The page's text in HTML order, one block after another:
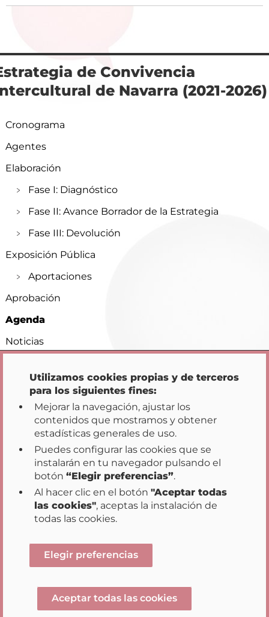
de Convivencia
de Navarra (2021-2026)
Cronograma
Agentes
Elaboración
Fase I: Diagnóstico
Fase II: Avance Borrador de la Estrategia
Fase III: Devolución
Exposición Pública
Aportaciones
Aprobación
Agenda
Noticias
Inicio | Transparencia | Participación
Datos Abiertos | Acción de Gobierno
Buenas Prácticas
Mapa web | Aviso legal
Opciones de privacidad
Utilizamos cookies propias y de terceros
para los siguientes fines:
Mejorar la navegación, ajustar los
contenidos que mostramos y obtener
estadísticas generales de uso.
Puedes configurar las cookies que se
instalarán en tu navegador pulsando el
botón “Elegir preferencias”.
Al hacer clic en el botón "Aceptar todas
las cookies", aceptas la instalación de
todas las cookies.
Elegir preferencias
Aceptar todas las cookies